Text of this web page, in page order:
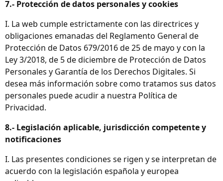
7.- Protección de datos personales y cookies
I. La web cumple estrictamente con las directrices y
obligaciones emanadas del Reglamento General de
Protección de Datos 679/2016 de 25 de mayo y con la
Ley 3/2018, de 5 de diciembre de Protección de Datos
Personales y Garantía de los Derechos Digitales. Si
desea más información sobre como tratamos sus datos
personales puede acudir a nuestra Política de
Privacidad.
8.- Legislación aplicable, jurisdicción competente y
notificaciones
I. Las presentes condiciones se rigen y se interpretan de
acuerdo con la legislación española y europea